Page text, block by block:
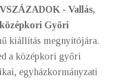
- Vallás,
Győri
kiállítás megnyitójára.
a középkori győri
egyházkormányzati